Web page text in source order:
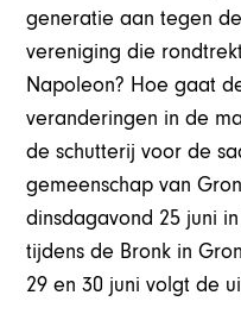
generatie aan tegen
vereniging die
Napoleon? Hoe gaat
veranderingen in de
de schutterij voor de
gemeenschap van
dinsdagavond 25 juni
tijdens de Bronk in
29 en 30 juni volgt de